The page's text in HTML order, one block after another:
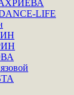
LIFE